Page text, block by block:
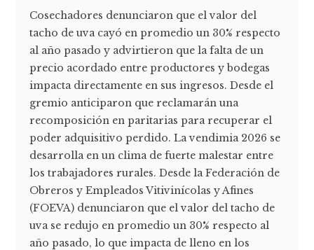
Cosechadores denunciaron que el valor del
tacho de uva cayó en promedio un 30% respecto
al año pasado y advirtieron que la falta de un
precio acordado entre productores y bodegas
impacta directamente en sus ingresos. Desde el
gremio anticiparon que reclamarán una
recomposición en paritarias para recuperar el
poder adquisitivo perdido. La vendimia 2026 se
desarrolla en un clima de fuerte malestar entre
los trabajadores rurales. Desde la Federación de
Obreros y Empleados Vitivinícolas y Afines
(FOEVA) denunciaron que el valor del tacho de
uva se redujo en promedio un 30% respecto al
año pasado, lo que impacta de lleno en los